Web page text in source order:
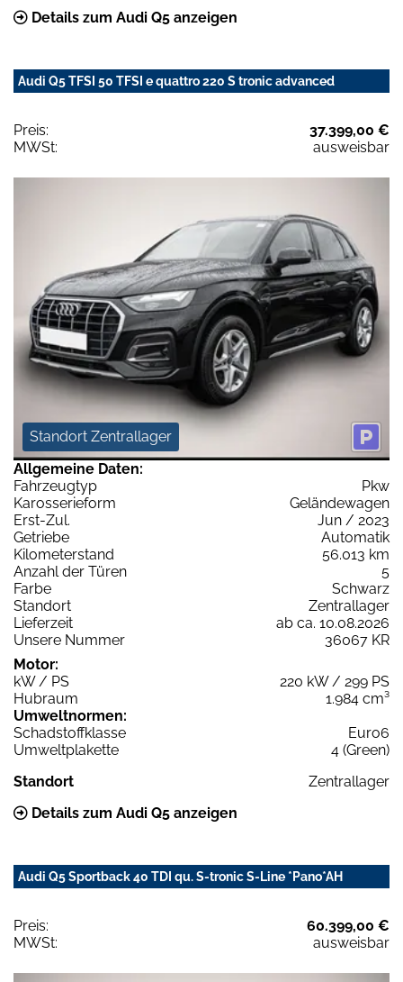
Details zum Audi Q5 anzeigen
Audi Q5 TFSI 50 TFSI e quattro 220 S tronic advanced
Preis:
37.399,00 €
MWSt:
ausweisbar
Standort Zentrallager
Allgemeine Daten:
Fahrzeugtyp
Pkw
Karosserieform
Geländewagen
Erst-Zul.
Jun / 2023
Getriebe
Automatik
Kilometerstand
56.013 km
Anzahl der Türen
5
Farbe
Schwarz
Standort
Zentrallager
Lieferzeit
ab ca. 10.08.2026
Unsere Nummer
36067 KR
Motor:
kW / PS
220 kW / 299 PS
Hubraum
1.984 cm³
Umweltnormen:
Schadstoffklasse
Euro6
Umweltplakette
4 (Green)
Standort
Zentrallager
Details zum Audi Q5 anzeigen
Audi Q5 Sportback 40 TDI qu. S-tronic S-Line *Pano*AH
Preis:
60.399,00 €
MWSt:
ausweisbar